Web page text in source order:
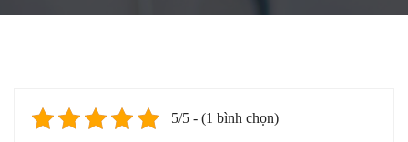
5/5 - (1 bình chọn)